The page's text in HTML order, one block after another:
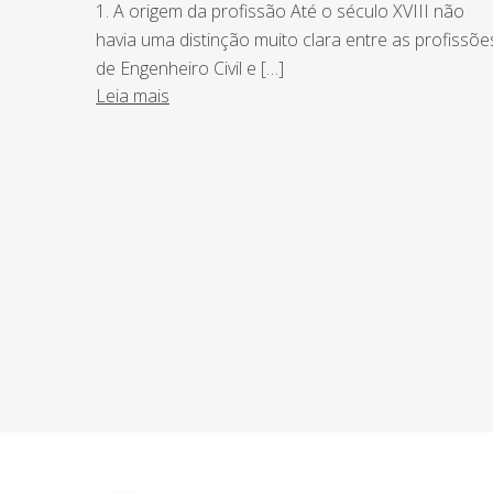
1. A origem da profissão Até o século XVIII não
havia uma distinção muito clara entre as
de Engenheiro Civil e […]
Leia mais